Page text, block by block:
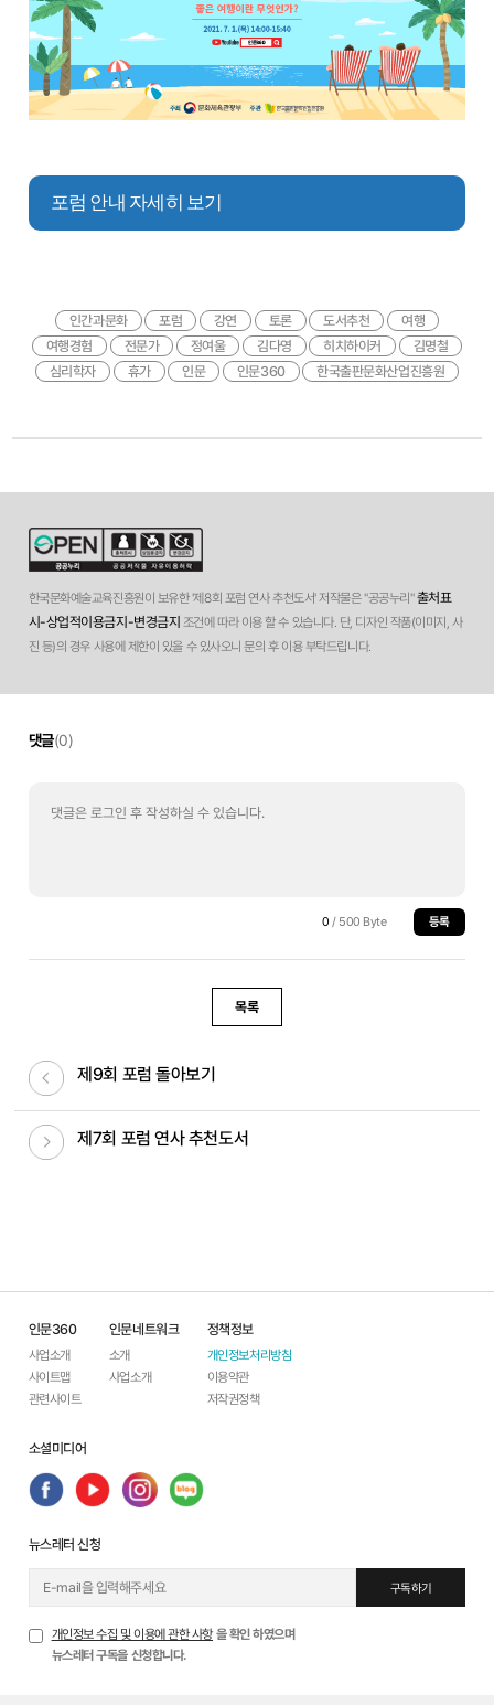
포럼 안내 자세히 보기
인간과문화 포럼 강연 토론 도서추천
여행
여행경험
전문가 정여울 김다영 히치하이커
김명철
심리학자
휴가 인문 인문360 한국출판문화산업진흥원
한국문화예술교육진흥원이 보유한 '제8회 포럼 연사 추천도서' 저작물은 "공공누리"출처표
시-상업적이용금지-변경금지 조건에 따라 이용 할 수 있습니다. 단, 디자인 작품(이미지, 사
진 등)의 경우 사용에 제한이 있을 수 있사오니 문의 후 이용 부탁드립니다.
댓글(0)
0 / 500 Byte 등록
목록
이전글
제9회 포럼 돌아보기
다음글
제7회 포럼 연사 추천도서
인문360
사업소개
사이트맵
관련사이트
인문네트워크
소개
사업소개
정책정보
개인정보처리방침
이용약관
저작권정책
소셜미디어
뉴스레터 신청
구독하기
개인정보 수집 및 이용에 관한 사항 을 확인 하였으며
뉴스레터 구독을 신청합니다.